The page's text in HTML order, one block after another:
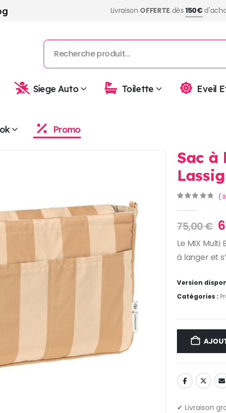
Livraison OFFERTE dès150€
Siege Auto Toilette Eveil
Promo
Sac à
Lassig
(
75,00€
Le MIX Multi
à langer et
Version
Catégories :
✔ Livraison